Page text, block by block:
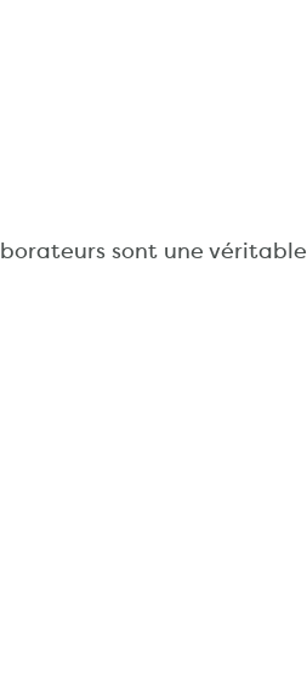
sont une véritable